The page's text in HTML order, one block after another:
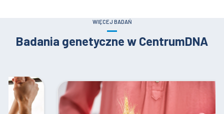
WIĘCEJ BADAŃ
Badania genetyczne w CentrumDNA